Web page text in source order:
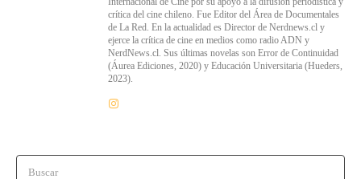
crítica del cine chileno. Fue Editor del Área de Documentales
de La Red. En la actualidad es Director de Nerdnews.cl y
ejerce la crítica de cine en medios como radio ADN y
NerdNews.cl. Sus últimas novelas son Error de Continuidad
(Áurea Ediciones, 2020) y Educación Universitaria (Hueders,
2023).
Buscar